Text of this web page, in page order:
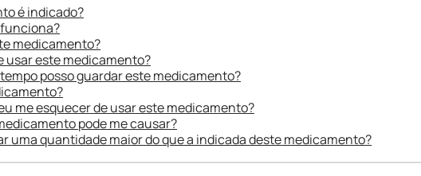
é indicado?
medicamento?
usar este medicamento?
posso guardar este medicamento?
me esquecer de usar este medicamento?
pode me causar?
uma quantidade maior do que a indicada deste medicamento?